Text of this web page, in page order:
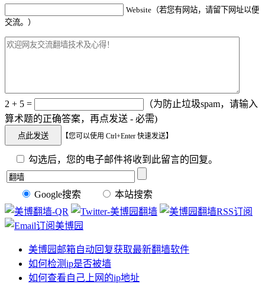
Website（若您有网站，请留下网址以便
交流。）
2 + 5 =
（为防止垃圾spam，请输入
算术题的正确答案，再点发送 - 必需)
【您可以使用 Ctrl+Enter 快速发送】
勾选后，您的电子邮件将收到此留言的回复。
Google搜索 本站搜索
美博园邮箱自动回复获取最新翻墙软件
如何检测ip是否被墙
如何查看自己上网的ip地址